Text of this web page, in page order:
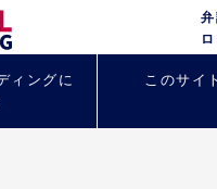
ィングに
このサイ